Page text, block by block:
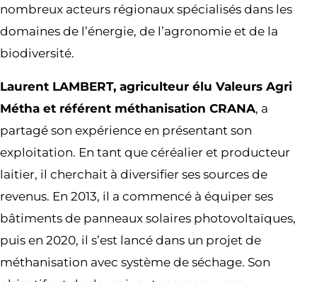
nombreux acteurs régionaux spécialisés dans les
domaines de l’énergie, de l’agronomie et de la
biodiversité.
Laurent LAMBERT, agriculteur élu Valeurs Agri
Métha et référent méthanisation CRANA, a
partagé son expérience en présentant son
exploitation. En tant que céréalier et producteur
laitier, il cherchait à diversifier ses sources de
revenus. En 2013, il a commencé à équiper ses
bâtiments de panneaux solaires photovoltaïques,
puis en 2020, il s’est lancé dans un projet de
méthanisation avec système de séchage. Son